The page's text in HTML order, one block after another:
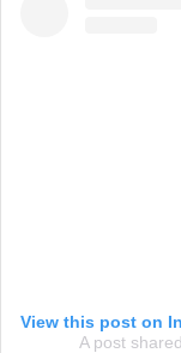
View this post on
A post